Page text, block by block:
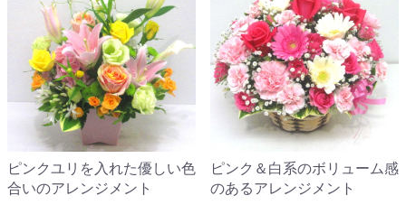
ピンクユリを入れた優しい色
合いのアレンジメント
ピンク＆白系のボリューム感
のあるアレンジメント